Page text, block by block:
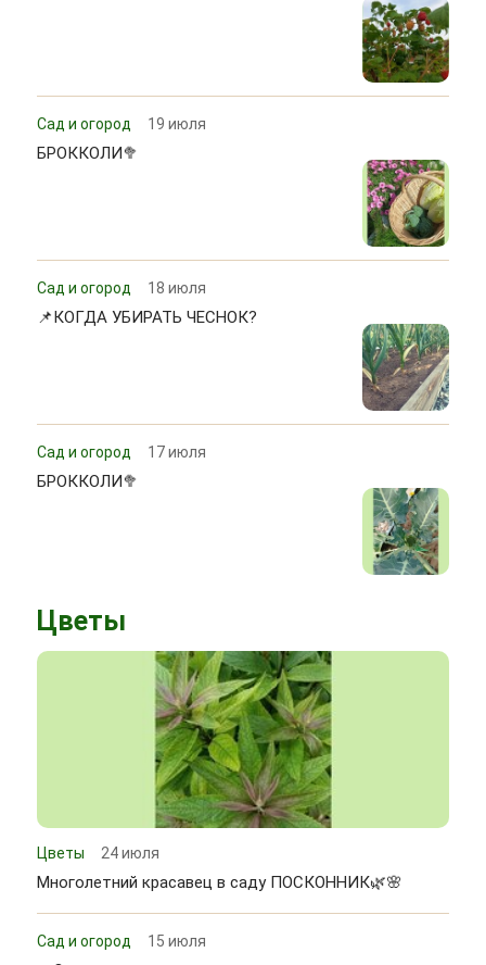
Сад и огород 19 июля
БРОККОЛИ🥦
Сад и огород 18 июля
📌КОГДА УБИРАТЬ ЧЕСНОК?
Сад и огород 17 июля
БРОККОЛИ🥦
Цветы
Цветы 24 июля
Многолетний красавец в саду ПОСКОННИК🌿🌸
Сад и огород 15 июля